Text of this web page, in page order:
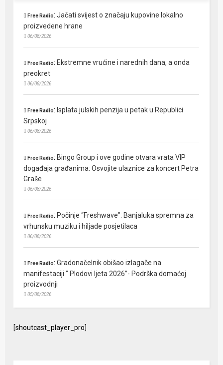
Free Radio:Jačati svijest o značaju kupovine lokalno
proizvedene hrane
06/08/2026
Free Radio: Ekstremne vrućine i narednih dana, a onda
preokret
06/08/2026
Free Radio: Isplata julskih penzija u petak u Republici
Srpskoj
06/08/2026
Free Radio: Bingo Group i ove godine otvara vrata VIP
događaja građanima: Osvojite ulaznice za koncert Petra
Graše
06/08/2026
Free Radio: Počinje “Freshwave”: Banjaluka spremna za
vrhunsku muziku i hiljade posjetilaca
06/08/2026
Free Radio:Gradonačelnik obišao izlagače na
manifestaciji ” Plodovi ljeta 2026”- Podrška domaćoj
proizvodnji
05/08/2026
[shoutcast_player_pro]